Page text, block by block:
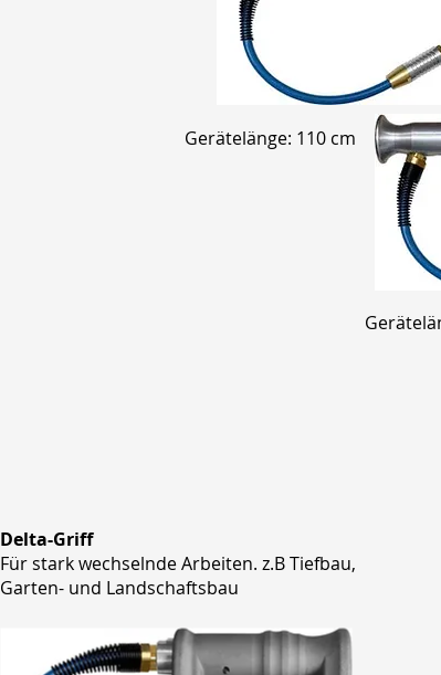
Gerätelänge: 110 cm
Delta-Griff
Für stark wechselnde Arbeiten. z.B Tiefbau,
Garten- und Landschaftsbau